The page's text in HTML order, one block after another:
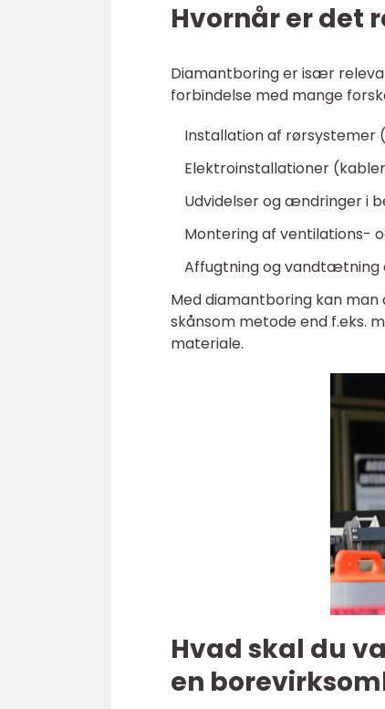
Hvornår er det
Diamantboring er især
forbindelse med mange
Installation af rørsystemer
Elektroinstallationer
Udvidelser og ændringer i
Montering af ventilations-
Affugtning og
Med diamantboring kan
skånsom metode end f.eks.
materiale.
Hvad skal du
en